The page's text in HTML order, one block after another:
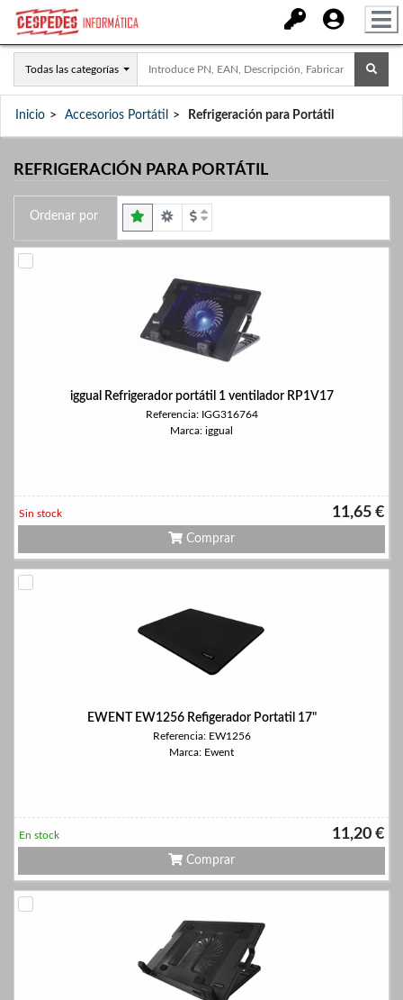
Todas las categorías
Inicio Accesorios Portátil Refrigeración para Portátil
REFRIGERACIÓN PARA PORTÁTIL
Ordenar por
iggual Refrigerador portátil 1 ventilador RP1V17
Referencia: IGG316764
Marca: iggual
11,65 €
Sin stock
Comprar
EWENT EW1256 Refigerador Portatil 17"
Referencia: EW1256
Marca: Ewent
11,20 €
En stock
Comprar